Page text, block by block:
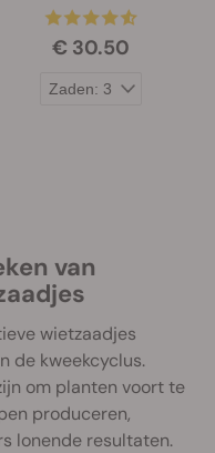
€ 30.50
van
wietzaadjes
de kweekcyclus.
om planten voort te
produceren,
lonende resultaten.